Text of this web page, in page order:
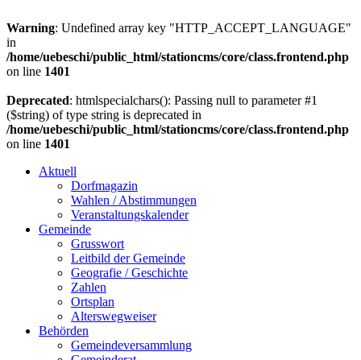
Warning: Undefined array key "HTTP_ACCEPT_LANGUAGE"
in
/home/uebeschi/public_html/stationcms/core/class.frontend.php
on line 1401
Deprecated: htmlspecialchars(): Passing null to parameter #1
($string) of type string is deprecated in
/home/uebeschi/public_html/stationcms/core/class.frontend.php
on line 1401
Aktuell
Dorfmagazin
Wahlen / Abstimmungen
Veranstaltungskalender
Gemeinde
Grusswort
Leitbild der Gemeinde
Geografie / Geschichte
Zahlen
Ortsplan
Alterswegweiser
Behörden
Gemeindeversammlung